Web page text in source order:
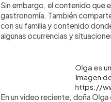
Sin embargo, el contenido que
gastronomía. También
con su familia y contenido
algunas ocurrencias y
Olga es
Imagen
https://
En un video reciente, doña